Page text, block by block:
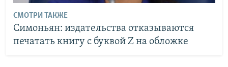
СМОТРИ ТАКЖЕ
Симоньян: издательства отказываются
печатать книгу с буквой Z на обложке